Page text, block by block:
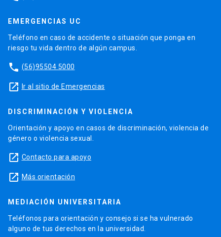
EMERGENCIAS UC
Teléfono en caso de accidente o situación que ponga en
riesgo tu vida dentro de algún campus.
phone (56)95504 5000
launch Ir al sitio de Emergencias
DISCRIMINACIÓN Y VIOLENCIA
Orientación y apoyo en casos de discriminación, violencia de
género o violencia sexual.
launch Contacto para apoyo
launch Más orientación
MEDIACIÓN UNIVERSITARIA
Teléfonos para orientación y consejo si se ha vulnerado
alguno de tus derechos en la universidad.